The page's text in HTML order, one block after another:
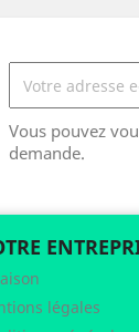
Vous pouvez
demande.
légales